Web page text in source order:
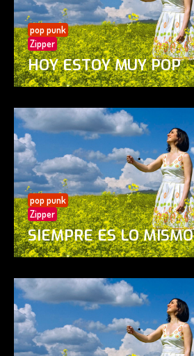
pop punk
Zipper
HOY ESTOY MUY POP
pop punk
Zipper
SIEMPRE ES LO MISMO